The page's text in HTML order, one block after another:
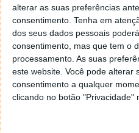
alterar as suas preferências
consentimento. Tenha em
dos seus dados pessoais
consentimento, mas que tem o
processamento. As suas
este website. Você pode alterar
consentimento a qualquer
clicando no botão "Privacidade"